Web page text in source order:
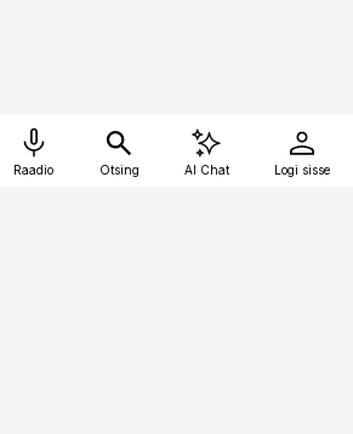
Raadio Otsing AI Chat Logi sisse